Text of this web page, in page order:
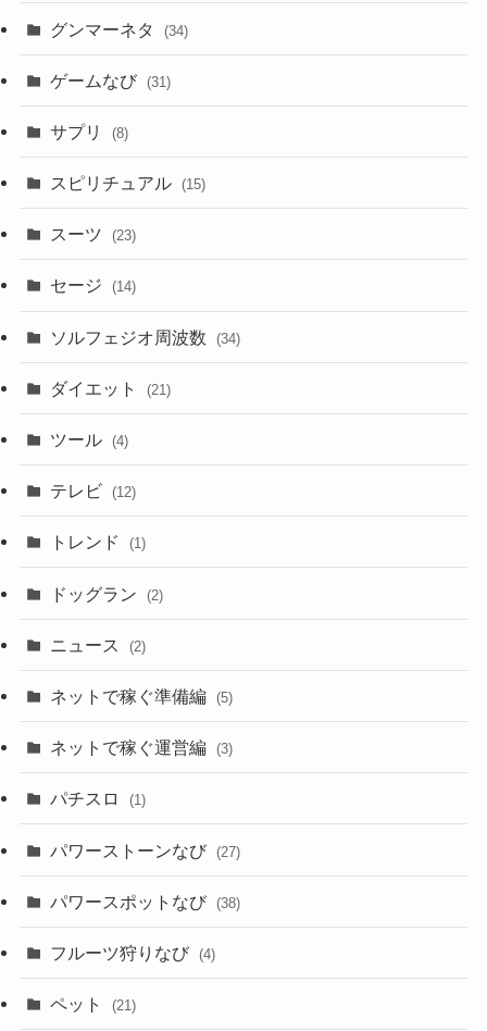
グンマーネタ (34)
ゲームなび (31)
サプリ (8)
スピリチュアル (15)
スーツ (23)
セージ (14)
ソルフェジオ周波数 (34)
ダイエット (21)
ツール (4)
テレビ (12)
トレンド (1)
ドッグラン (2)
ニュース (2)
ネットで稼ぐ準備編 (5)
ネットで稼ぐ運営編 (3)
パチスロ (1)
パワーストーンなび (27)
パワースポットなび (38)
フルーツ狩りなび (4)
ペット (21)